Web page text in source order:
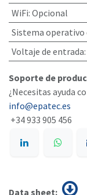
WiFi: Opcional
Sistema
Voltaje de entrada:
Soporte de
¿Necesitas ayuda
info@epatec.es
+34 933 905 456
Data sheet: